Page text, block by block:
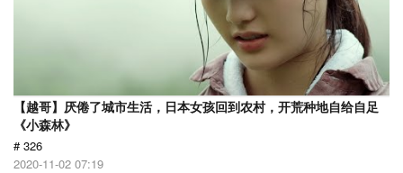
【越哥】厌倦了城市生活，日本女孩回到农村，开荒种地自给自足
《小森林》
# 326
2020-11-02 07:19